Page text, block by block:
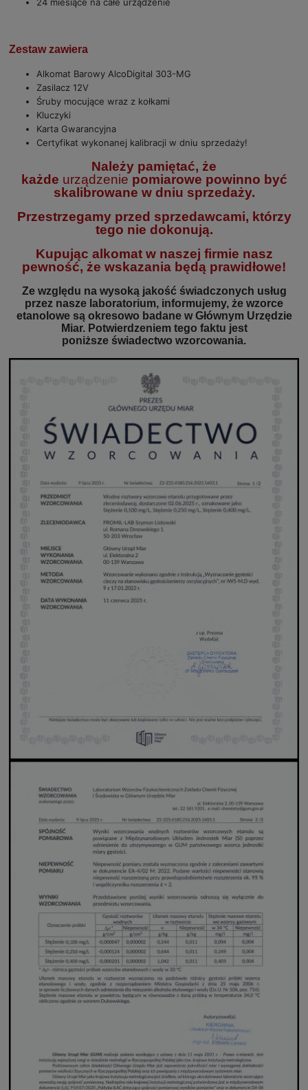
Zestaw zawiera
Alkomat Barowy AlcoDigital 303-MG
Zasilacz 12V
Śruby mocujące wraz z kołkami
Kluczyki
Karta Gwarancyjna
Certyfikat wykonanej kalibracji w dniu sprzedaży!
Należy pamiętać, że
każde urządzenie pomiarowe powinno być
skalibrowane w dniu sprzedaży.
Przestrzegamy przed sprzedawcami, którzy
tego nie dokonują.
Kupując alkomat w naszej firmie nasz
pewność, że wskazania będą prawidłowe!
Ze względu na wysoką jakość świadczonych usług
przez nasze laboratorium, informujemy, że wzorce
etanolowe są okresowo badane w Głównym Urzędzie
Miar. Potwierdzeniem tego faktu jest
poniższe świadectwo wzorcowania.